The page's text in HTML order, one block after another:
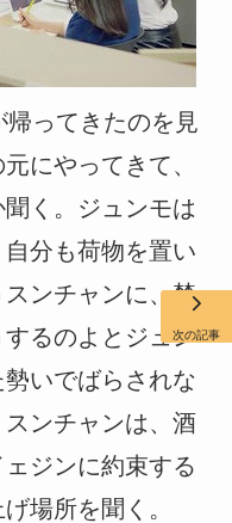
ってきたのを見
にやってきて、
く。ジュンモは
分も荷物を置い
ンチャンに、禁
るのよとジュン
いでばらされな
ンチャンは、酒
ジンに約束する
場所を聞く。
次の記事